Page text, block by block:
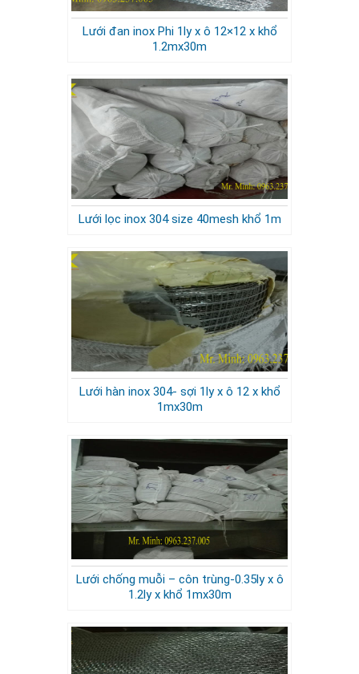
Lưới đan inox Phi 1ly x ô 12×12 x khổ
1.2mx30m
Lưới lọc inox 304 size 40mesh khổ 1m
Lưới hàn inox 304- sợi 1ly x ô 12 x khổ
1mx30m
Lưới chống muỗi – côn trùng-0.35ly x ô
1.2ly x khổ 1mx30m